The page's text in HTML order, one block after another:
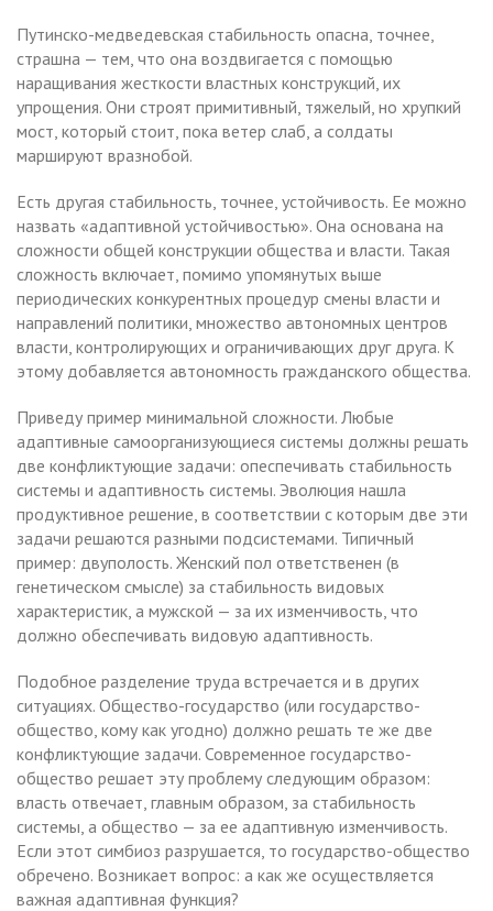
Путинско-медведевская стабильность опасна, точнее,
страшна — тем, что она воздвигается с помощью
наращивания жесткости властных конструкций, их
упрощения. Они строят примитивный, тяжелый, но хрупкий
мост, который стоит, пока ветер слаб, а солдаты
маршируют вразнобой.
Есть другая стабильность, точнее, устойчивость. Ее можно
назвать «адаптивной устойчивостью». Она основана на
сложности общей конструкции общества и власти. Такая
сложность включает, помимо упомянутых выше
периодических конкурентных процедур смены власти и
направлений политики, множество автономных центров
власти, контролирующих и ограничивающих друг друга. К
этому добавляется автономность гражданского общества.
Приведу пример минимальной сложности. Любые
адаптивные самоорганизующиеся системы должны решать
две конфликтующие задачи: опеспечивать стабильность
системы и адаптивность системы. Эволюция нашла
продуктивное решение, в соответствии с которым две эти
задачи решаются разными подсистемами. Типичный
пример: двуполость. Женский пол ответственен (в
генетическом смысле) за стабильность видовых
характеристик, а мужской — за их изменчивость, что
должно обеспечивать видовую адаптивность.
Подобное разделение труда встречается и в других
ситуациях. Общество-государство (или государство-
общество, кому как угодно) должно решать те же две
конфликтующие задачи. Современное государство-
общество решает эту проблему следующим образом:
власть отвечает, главным образом, за стабильность
системы, а общество — за ее адаптивную изменчивость.
Если этот симбиоз разрушается, то государство-общество
обречено. Возникает вопрос: а как же осуществляется
важная адаптивная функция?